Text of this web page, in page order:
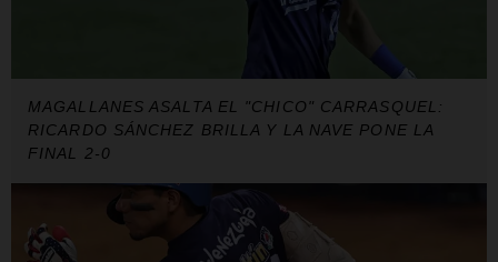
MAGALLANES ASALTA EL "CHICO" CARRASQUEL:
RICARDO SÁNCHEZ BRILLA Y LA NAVE PONE LA
FINAL 2-0